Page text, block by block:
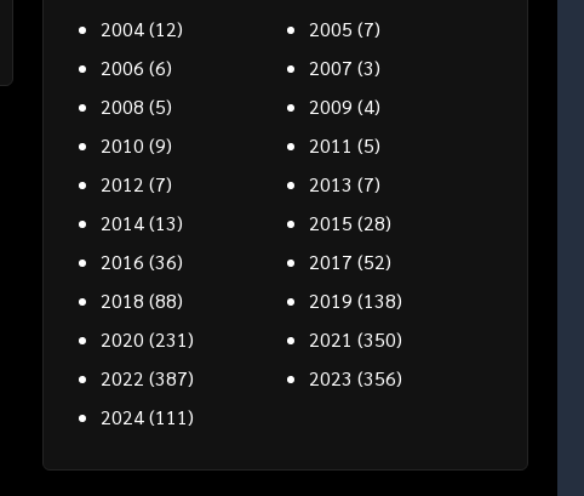
2004(12) 2005 (7)
2006 (6) 2007 (3)
2008 (5) 2009 (4)
2010 (9) 2011 (5)
2012 (7) 2013 (7)
2014(13) 2015 (28)
2016 (36) 2017 (52)
2018 (88) 2019 (138)
2020 (231) 2021 (350)
2022 (387) 2023 (356)
2024(111)